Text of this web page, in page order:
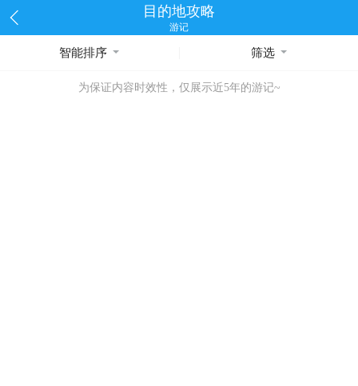
目的地攻略
游记
智能排序 筛选
为保证内容时效性，仅展示近5年的游记~